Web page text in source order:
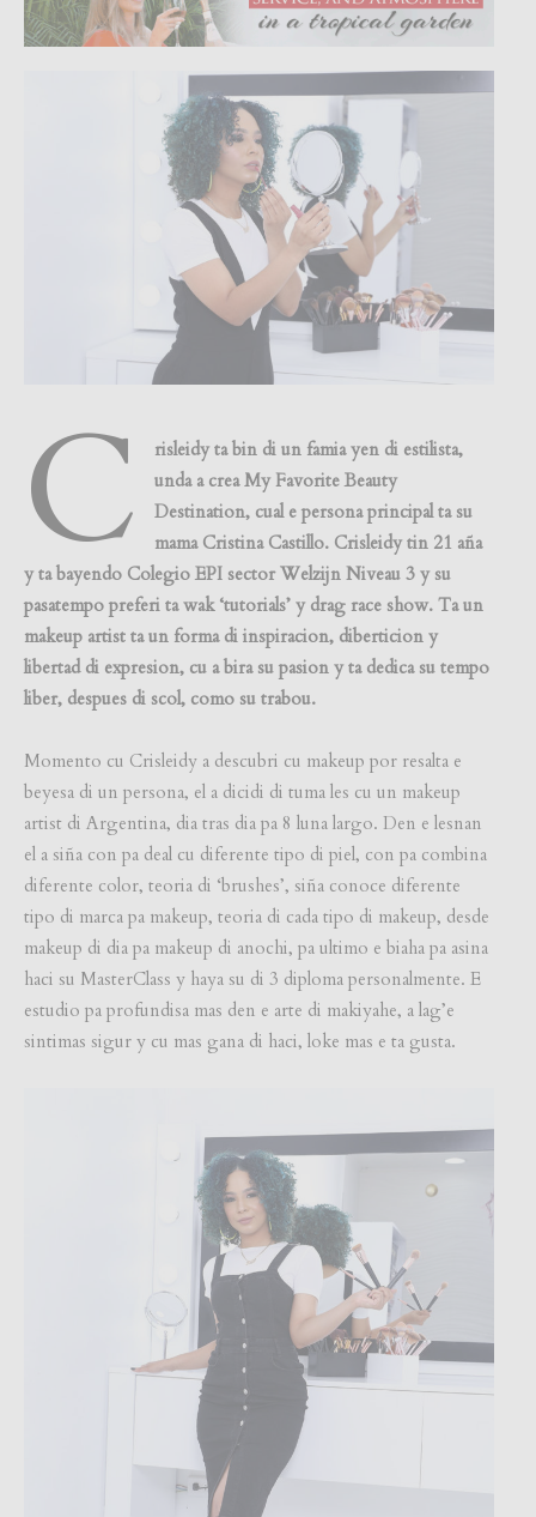
C
risleidy ta bin di un famia yen di estilista,
unda a crea My Favorite Beauty
Destination, cual e persona principal ta su
mama Cristina Castillo. Crisleidy tin 21 aña
y ta bayendo Colegio EPI sector Welzijn Niveau 3 y su
pasatempo preferi ta wak ‘tutorials’ y drag race show. Ta un
makeup artist ta un forma di inspiracion, diberticion y
libertad di expresion, cu a bira su pasion y ta dedica su tempo
liber, despues di scol, como su trabou.
Momento cu Crisleidy a descubri cu makeup por resalta e
beyesa di un persona, el a dicidi di tuma les cu un makeup
artist di Argentina, dia tras dia pa 8 luna largo. Den e lesnan
el a siña con pa deal cu diferente tipo di piel, con pa combina
diferente color, teoria di ‘brushes’, siña conoce diferente
tipo di marca pa makeup, teoria di cada tipo di makeup, desde
makeup di dia pa makeup di anochi, pa ultimo e biaha pa asina
haci su MasterClass y haya su di 3 diploma personalmente. E
estudio pa profundisa mas den e arte di makiyahe, a lag’e
sintimas sigur y cu mas gana di haci, loke mas e ta gusta.